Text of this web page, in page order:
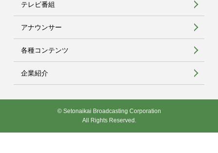
テレビ番組
アナウンサー
各種コンテンツ
企業紹介
© Setonaikai Broadcasting Corporation
All Rights Reserved.